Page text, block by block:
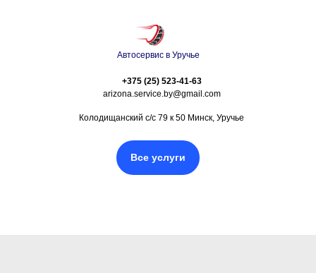
Автосервис в Уручье
+375 (25) 523-41-63
arizona.service.by@gmail.com
Колодищанский с/с 79 к 50 Минск, Уручье
Все услуги